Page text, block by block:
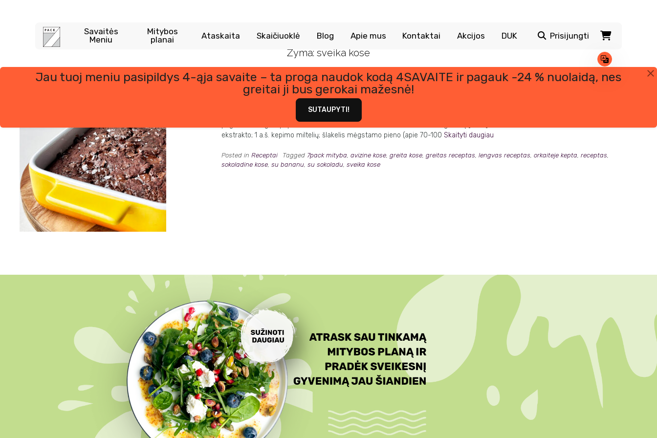
Savaitės
Meniu
Mitybos
planai
Ataskaita Skaičiuoklė Blog Apie mus Kontaktai Akcijos DUK Prisijungti
Jau tuoj meniu pasipildys 4-ąja savaite – ta proga naudok kodą 4SAVAITE ir pagauk -24 % nuolaidą, nes
greitai ji bus gerokai mažesnė!
SUTAUPYTI!
Žyma: sveika kose
Orkaitėje kepta šokoladinė-avižinė košė/pyragas
by
Ši kepta šokoladinė avižinė košė iš tiesų primena šokoladinį pyragą! Ne tik maistingas, bet ir skanus pusryčių desertas, kurį
ekstrakto; 1 a.š. kepimo miltelių; šlakelis mėgstamo pieno (apie 70-100Skaityti daugiau
Posted inReceptai Tagged 7pack mityba,avizine kose,greita kose,greitas receptas,lengvas receptas,orkaiteje kepta,receptas,
sokoladine kose,su bananu,su sokoladu,sveika kose